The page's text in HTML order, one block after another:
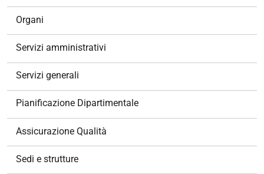
Organi
Servizi amministrativi
Servizi generali
Pianificazione Dipartimentale
Assicurazione Qualità
Sedi e strutture